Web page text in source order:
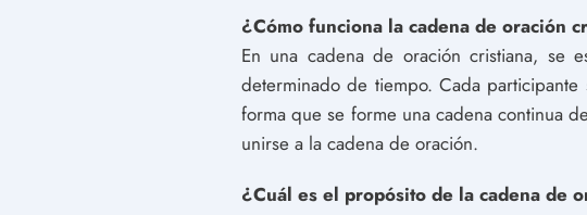
¿Cómo funciona la cadena de oración
En una cadena de oración cristiana,
determinado de tiempo. Cada
forma que se forme una cadena continua
unirse a la cadena de oración.
¿Cuál es el propósito de la cadena de